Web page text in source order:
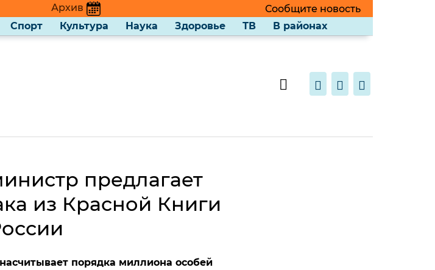
Архив
Сообщите новость
Спорт Культура Наука Здоровье ТВ В районах
предлагает
из Красной Книги
порядка миллиона особей